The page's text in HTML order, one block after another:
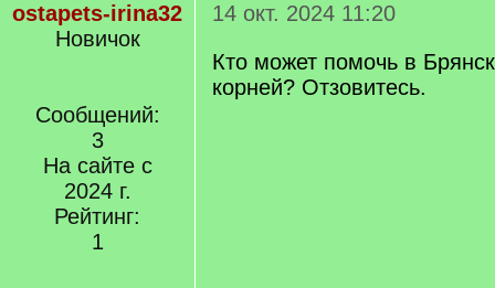
ostapets-irina32
Новичок
Сообщений:
3
На сайте с
2024 г.
Рейтинг:
1
14 окт. 2024 11:20
Кто может помочь в
корней? Отзовитесь.